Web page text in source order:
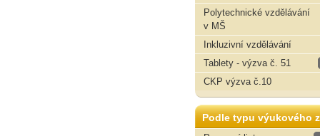
Polytechnické vzdělávání
v MŠ
Inkluzivní vzdělávání
Tablety - výzva č. 51
CKP výzva č.10
Podle typu výukového